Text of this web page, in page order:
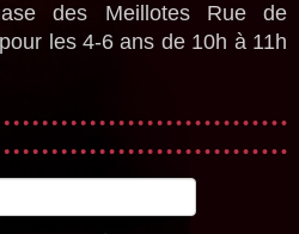
des Meillotes Rue de
les 4-6 ans de 10h à 11h